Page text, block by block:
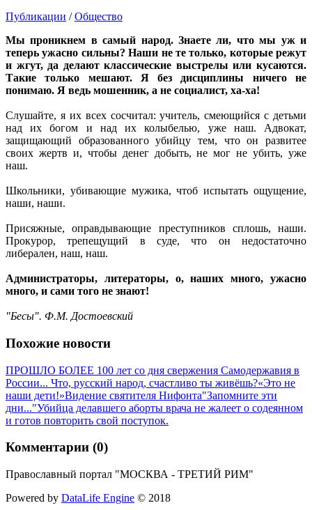
Публикации /Общество
Мы проникнем в самый народ. Знаете ли, что мы уж и
теперь ужасно сильны? Наши не те только, которые режут
и жгут, да делают классические выстрелы или кусаются.
Такие только мешают. Я без дисциплины ничего не
понимаю. Я ведь мошенник, а не социалист, ха-ха!
Слушайте, я их всех сосчитал: учитель, смеющийся с детьми
над их богом и над их колыбелью, уже наш. Адвокат,
защищающий образованного убийцу тем, что он развитее
своих жертв и, чтобы денег добыть, не мог не убить, уже
наш.
Школьники, убивающие мужика, чтоб испытать ощущение,
наши, наши.
Присяжные, оправдывающие преступников сплошь, наши.
Прокурор, трепещущий в суде, что он недостаточно
либерален, наш, наш.
Администраторы, литераторы, о, наших много, ужасно
много, и сами того не знают!
"Бесы". Ф.М. Достоевский
Похожие новости
ПРОШЛО БОЛЕЕ 100 лет со дня свержения Самодержавия в
России... Что, русский народ, счастливо ты живёшь?«Это не
наши дети!»Видение святителя Нифонта"Запомните эти
дни..."Убийца делавшего аборты врача не жалеет о содеянном
и готов повторить свой поступок.
Комментарии (0)
Православный портал "МОСКВА - ТРЕТИЙ РИМ"
Powered by DataLife Engine © 2018